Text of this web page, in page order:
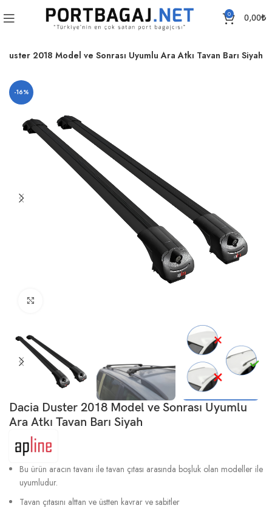
0 0,00₺
Duster 2018 Model ve Sonrası Uyumlu Ara Atkı Tavan Barı Siyah
-16%
Dacia Duster 2018 Model ve Sonrası Uyumlu
Ara Atkı Tavan Barı Siyah
Bu ürün aracın tavanı ile tavan çıtası arasında boşluk olan modeller ile
uyumludur.
Tavan çıtasını alttan ve üstten kavrar ve sabitler